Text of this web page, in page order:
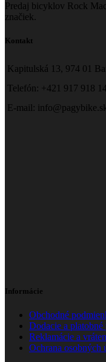
Predaj bicyklov Rock
značiek.
Kontakt
Kapitulská 13, 974 01
Telefón: +421 917 918
E-mail: info@pagybike.sk
Informácie
Obchodné
Dodacie a
Reklamácie a
Ochrana osobných